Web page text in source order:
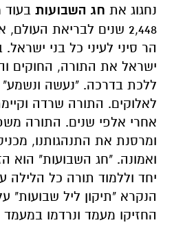
נחגוג את חג השבועות
2,448 שנים לבריאת
הר סיני לעיני כל בני
ישראל את התורה, החוקים
ללכת בדרכה. "נעשה ונשמע"
לאלוקים. התורה שרדה
אחרי אלפי שנים. התורה
ומרסנת את התנהגותנו,
ואמונה. "חג השבועות" הוא
יחד וללמוד תורה כל הלילה
הנקרא "תיקון ליל שבועות"
החזיקו מעמד ונרדמו